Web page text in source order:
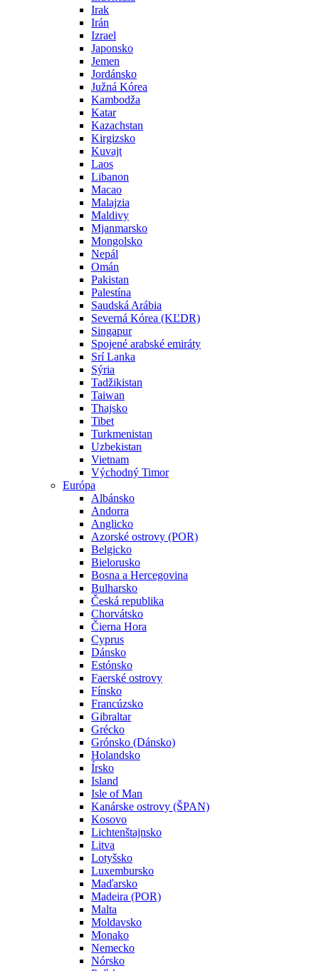
Irak
Irán
Izrael
Japonsko
Jemen
Jordánsko
Južná Kórea
Kambodža
Katar
Kazachstan
Kirgizsko
Kuvajt
Laos
Libanon
Macao
Malajzia
Maldivy
Mjanmarsko
Mongolsko
Nepál
Omán
Pakistan
Palestína
Saudská Arábia
Severná Kórea (KĽDR)
Singapur
Spojené arabské emiráty
Srí Lanka
Sýria
Tadžikistan
Taiwan
Thajsko
Tibet
Turkmenistan
Uzbekistan
Vietnam
Východný Timor
Európa
Albánsko
Andorra
Anglicko
Azorské ostrovy (POR)
Belgicko
Bielorusko
Bosna a Hercegovina
Bulharsko
Česká republika
Chorvátsko
Čierna Hora
Cyprus
Dánsko
Estónsko
Faerské ostrovy
Fínsko
Francúzsko
Gibraltar
Grécko
Grónsko (Dánsko)
Holandsko
Írsko
Island
Isle of Man
Kanárske ostrovy (ŠPAN)
Kosovo
Lichtenštajnsko
Litva
Lotyšsko
Luxembursko
Maďarsko
Madeira (POR)
Malta
Moldavsko
Monako
Nemecko
Nórsko